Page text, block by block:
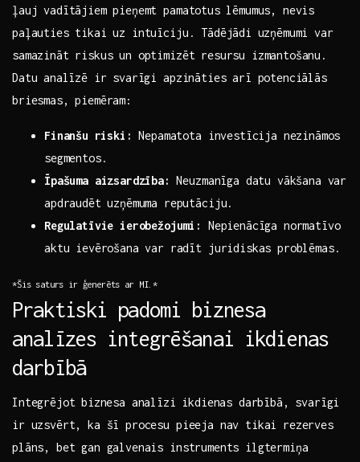
ļauj​ vadītājiem pieņemt pamatotus⁤ lēmumus,‌ nevis
paļauties tikai uz intuīciju. Tādējādi⁣ uzņēmumi var
samazināt riskus un optimizēt resursu izmantošanu.
Datu⁣ analīzē ir svarīgi apzināties arī potenciālās
briesmas, piemēram:
Finanšu⁢ riski: Nepamatota investīcija nezināmos
segmentos.
Īpašuma aizsardzība: ⁤Neuzmanīga datu​ vākšana var
apdraudēt‍ uzņēmuma reputāciju.
Regulatīvie ierobežojumi:
Nepienācīga normatīvo
aktu ievērošana var radīt juridiskas problēmas.
*Šis saturs ir ģenerēts ar MI.*
Praktiski padomi biznesa
analīzes integrēšanai ikdienas
darbībā
Integrējot ⁢biznesa analīzi⁢ ikdienas darbībā, ⁣svarīgi
ir uzsvērt, ka šī procesu pieeja nav tikai rezerves
‌plāns, ‍bet gan galvenais instruments ilgtermiņa